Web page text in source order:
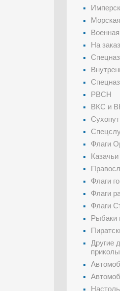
На заказ
РВСН
ВКС и
Флаги
Флаги
Флаги
Флаги
Рыбаки
Другие